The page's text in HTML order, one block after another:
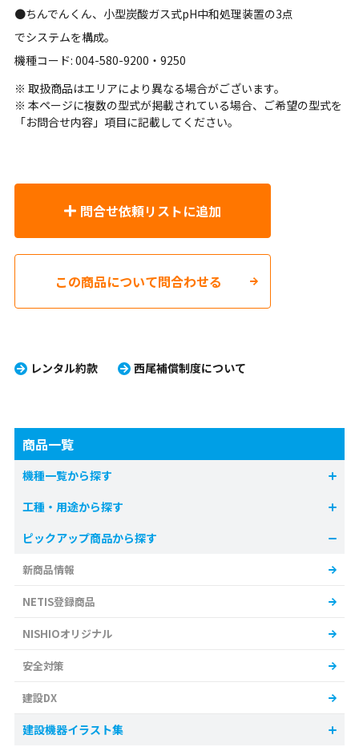
●ちんでんくん、小型炭酸ガス式pH中和処理装置の3点
でシステムを構成。
機種コード: 004-580-9200・9250
※ 取扱商品はエリアにより異なる場合がございます。
※ 本ページに複数の型式が掲載されている場合、ご希望の型式を
「お問合せ内容」項目に記載してください。
問合せ依頼リストに追加
この商品について問合わせる
レンタル約款 西尾補償制度について
商品一覧
機種一覧から探す
工種・用途から探す
ピックアップ商品から探す
新商品情報
NETIS登録商品
NISHIOオリジナル
安全対策
建設DX
建設機器イラスト集